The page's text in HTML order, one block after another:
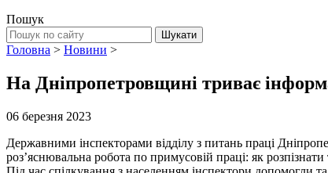
Пошук
Головна > Новини >
На Дніпропетровщині триває
06 березня 2023
Державними інспекторами відділу з питань праці
роз’яснювальна робота по примусовій праці: як